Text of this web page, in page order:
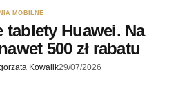
MOBILNE
tablety Huawei. Na
500 zł rabatu
Kowalik29/07/2026